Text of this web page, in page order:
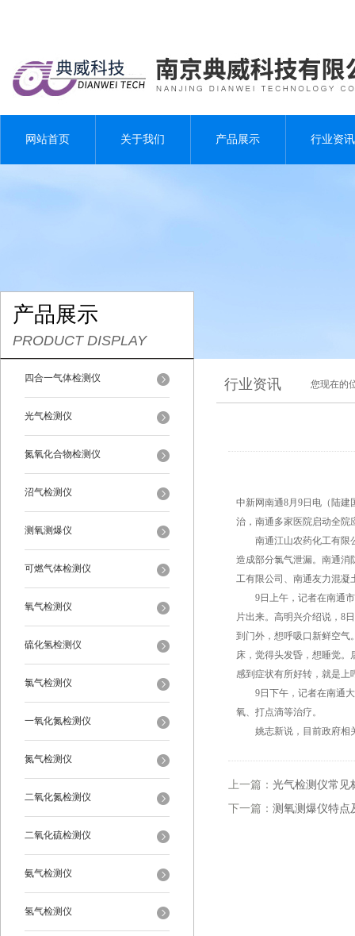
网站首页 关于我们 产品展示 行业资讯
产品展示
PRODUCT DISPLAY
四合一气体检测仪
光气检测仪
氮氧化合物检测仪
沼气检测仪
测氧测爆仪
可燃气体检测仪
氧气检测仪
硫化氢检测仪
氯气检测仪
一氧化氮检测仪
氮气检测仪
二氧化氮检测仪
二氧化硫检测仪
氨气检测仪
氢气检测仪
行业资讯 您现在的
中新网南通8月9日电（陆
治，南通多家医院启动全院
南通江山农药化工有限公
造成部分氯气泄漏。南通消
工有限公司、南通友力混凝
9日上午，记者在南通市*
片出来。高明兴介绍说，8
到门外，想呼吸口新鲜空气
床，觉得头发昏，想睡觉
感到症状有所好转，就是上
9日下午，记者在南通大
氧、打点滴等治疗。
姚志新说，目前政府相关
上一篇： 光气检测仪常见
下一篇： 测氧测爆仪特点